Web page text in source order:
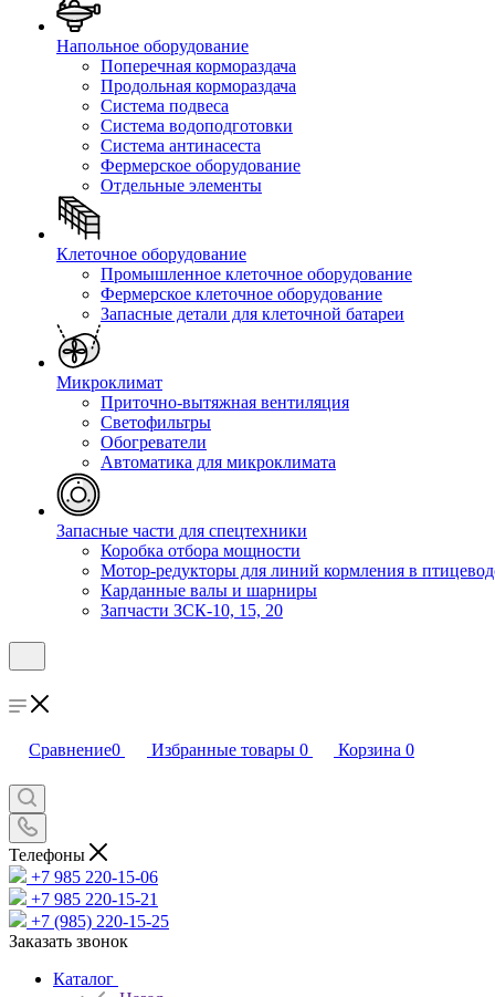
Напольное оборудование
Поперечная кормораздача
Продольная кормораздача
Система подвеса
Система водоподготовки
Система антинасеста
Фермерское оборудование
Отдельные элементы
Клеточное оборудование
Промышленное клеточное оборудование
Фермерское клеточное оборудование
Запасные детали для клеточной батареи
Микроклимат
Приточно-вытяжная вентиляция
Светофильтры
Обогреватели
Автоматика для микроклимата
Запасные части для спецтехники
Коробка отбора мощности
Мотор-редукторы для линий кормления в
Карданные валы и шарниры
Запчасти ЗСК-10, 15, 20
Сравнение0 Избранные товары 0 Корзина 0
Телефоны
+7 985 220-15-06
+7 985 220-15-21
+7 (985) 220-15-25
Заказать звонок
Каталог